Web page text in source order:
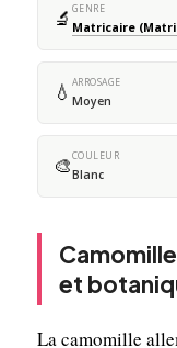
🔬 GENRE
Matricaire
💧 ARROSAGE
Moyen
🎨COULEUR
Blanc
et
La camomille